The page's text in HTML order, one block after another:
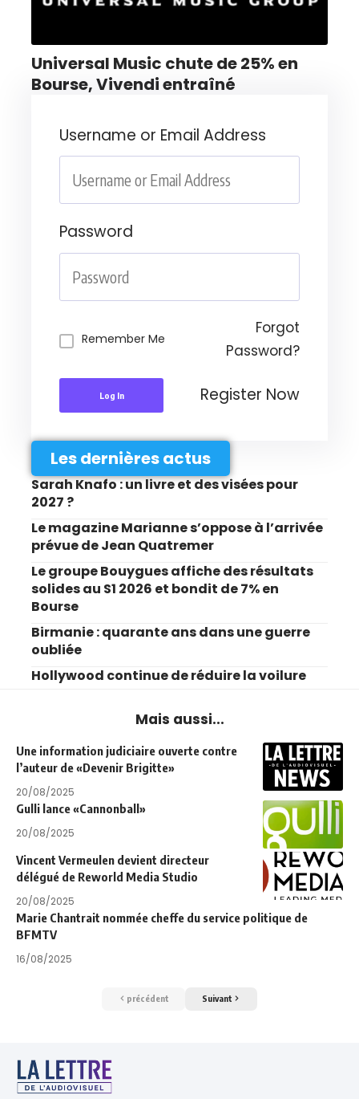
Universal Music chute de 25% en
Bourse, Vivendi entraîné
Username or Email Address
Password
Remember Me
Forgot
Password?
Log In Register Now
Les dernières actus
Sarah Knafo : un livre et des visées pour
2027 ?
Le magazine Marianne s’oppose à l’arrivée
prévue de Jean Quatremer
Le groupe Bouygues affiche des résultats
solides au S1 2026 et bondit de 7% en
Bourse
Birmanie : quarante ans dans une guerre
oubliée
Hollywood continue de réduire la voilure
Mais aussi...
Une information judiciaire ouverte contre
l’auteur de «Devenir Brigitte»
20/08/2025
Gulli lance «Cannonball»
20/08/2025
Vincent Vermeulen devient directeur
délégué de Reworld Media Studio
20/08/2025
Marie Chantrait nommée cheffe du service politique de
BFMTV
16/08/2025
précédent Suivant